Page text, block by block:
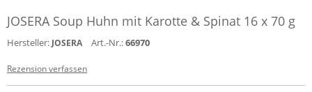
JOSERA Soup Huhn mit Karotte & Spinat 16 x 70 g
Hersteller: JOSERA Art.-Nr.:66970
Rezension verfassen